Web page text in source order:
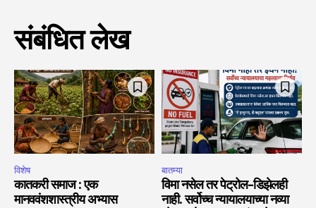
संबंधित लेख
विशेष
कातकरी समाज : एक
मानववंशशास्त्रीय अभ्यास
बातम्या
विमा नसेल तर पेट्रोल-डिझेलही
नाही. सर्वोच्च न्यायालयाच्या नव्या